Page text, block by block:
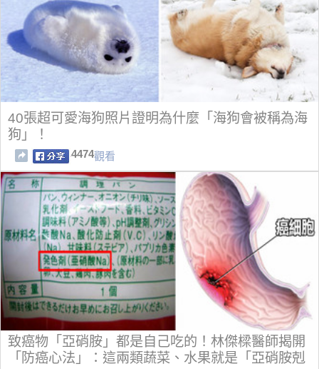
40張超可愛海狗照片證明為什麼「海狗會被稱為海
狗」！
4474觀看
致癌物「亞硝胺」都是自己吃的！林傑樑醫師揭開
「防癌心法」：這兩類蔬菜、水果就是「亞硝胺剋